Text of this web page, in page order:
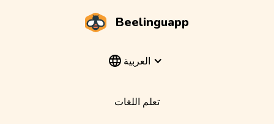
Beelinguapp
العربية
تعلم اللغات